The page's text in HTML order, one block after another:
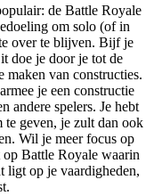
de Battle Royale
om solo (of in
over te blijven. Bijf je
doe je door je tot de
maken van constructies.
je een constructie
andere spelers. Je hebt
geven, je zult dan ook
Wil je meer focus op
Battle Royale waarin
ligt op je vaardigheden,